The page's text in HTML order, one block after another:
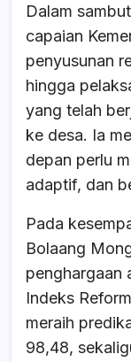
Dalam
capaian
penyusunan
hingga
yang telah
ke desa. Ia
depan perlu
adaptif, dan
Pada
Bolaang
penghargaan
Indeks
meraih
98,48,